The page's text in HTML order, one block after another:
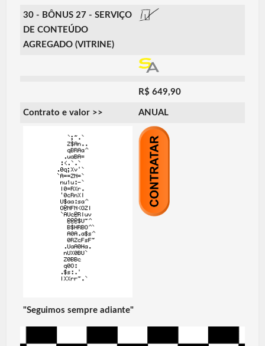
30 - BÔNUS 27 - SERVIÇO
DE CONTEÚDO
AGREGADO (VITRINE)
R$ 649,90
Contrato e valor >> ANUAL
"Seguimos sempre adiante"